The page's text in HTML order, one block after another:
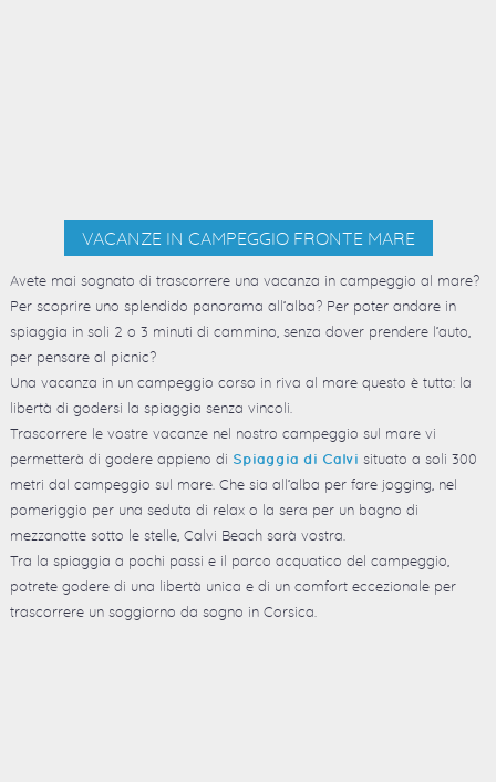
VACANZE IN CAMPEGGIO FRONTE MARE
Avete mai sognato di trascorrere una vacanza in campeggio al mare?
Per scoprire uno splendido panorama all’alba? Per poter andare in
spiaggia in soli 2 o 3 minuti di cammino, senza dover prendere l’auto,
per pensare al picnic?
Una vacanza in un campeggio corso in riva al mare questo è tutto: la
libertà di godersi la spiaggia senza vincoli.
Trascorrere le vostre vacanze nel nostro campeggio sul mare vi
permetterà di godere appieno di Spiaggia di Calvi situato a soli 300
metri dal campeggio sul mare. Che sia all’alba per fare jogging, nel
pomeriggio per una seduta di relax o la sera per un bagno di
mezzanotte sotto le stelle, Calvi Beach sarà vostra.
Tra la spiaggia a pochi passi e il parco acquatico del campeggio,
potrete godere di una libertà unica e di un comfort eccezionale per
trascorrere un soggiorno da sogno in Corsica.